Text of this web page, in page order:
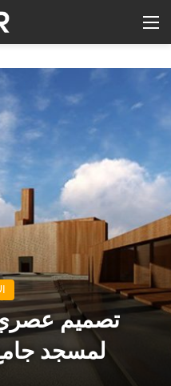
تصميم
لمسجد